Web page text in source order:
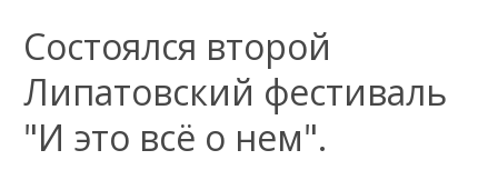
Состоялся второй
Липатовский фестиваль
"И это всё о нем".